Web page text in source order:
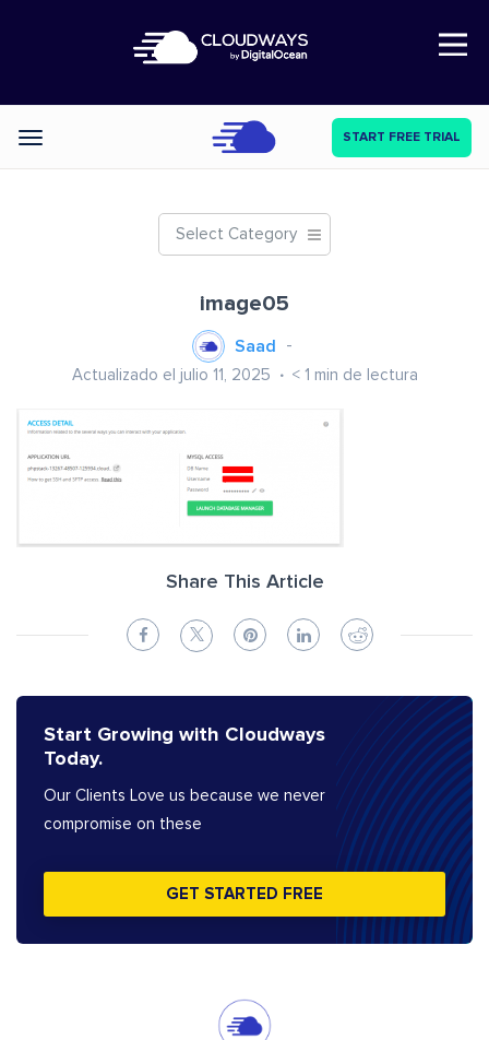
Open Nav
Categories START FREE TRIAL
Select Category
image05
Saad
Actualizado el julio 11, 2025 < 1 min de lectura
Share This Article
Start Growing with Cloudways
Today.
Our Clients Love us because we never
compromise on these
GET STARTED FREE